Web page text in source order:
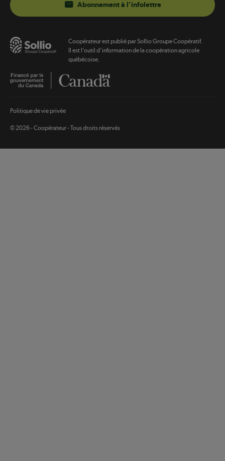
Abonnement à l’infolettre
Coopérateur est publié par Sollio Groupe Coopératif.
Il est l’outil d’information de la coopération agricole
québécoise.
Footer
legal
Politique de vie privée
© 2026 - Coopérateur - Tous droits réservés